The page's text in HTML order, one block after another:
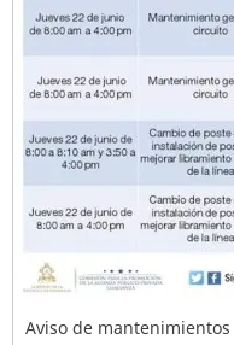
Aviso de mantenimientos